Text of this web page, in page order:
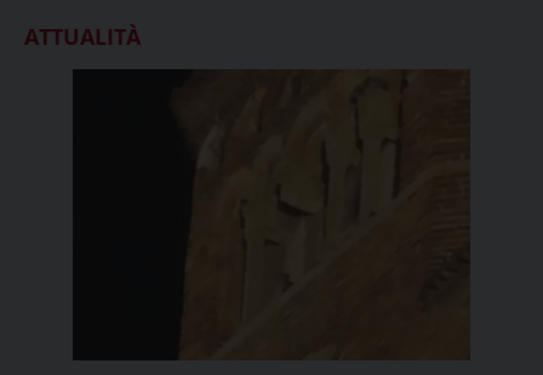
ATTUALITÀ